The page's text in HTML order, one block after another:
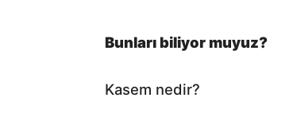
Bunları biliyor muyuz?
Kasem nedir?